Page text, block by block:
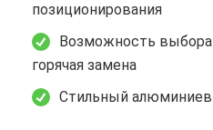
позиционирования
Возможность
горячая замена
Стильный